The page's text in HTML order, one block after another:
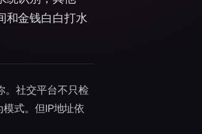
和金钱白白打水
。社交平台不只检
式。但IP地址依